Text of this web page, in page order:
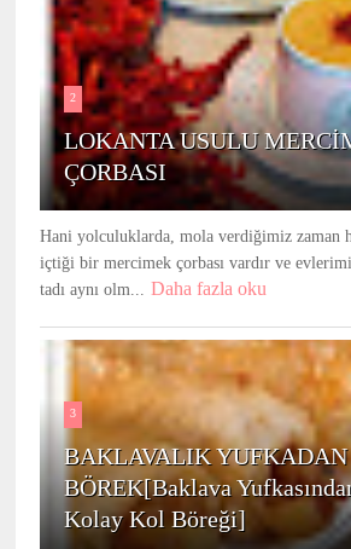
2
LOKANTA USULU
ÇORBASI
Hani yolculuklarda, mola verdiğimiz zaman
içtiği bir mercimek çorbası vardır ve
tadı aynı olm... Daha fazla oku
3
BAKLAVALIK YUFKADAN
BÖREK[Baklava
Kolay Kol Böreği]